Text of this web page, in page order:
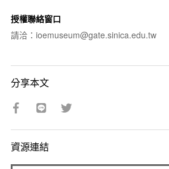
授權聯絡窗口
請洽：ioemuseum@gate.sinica.edu.tw
分享本文
資源連結